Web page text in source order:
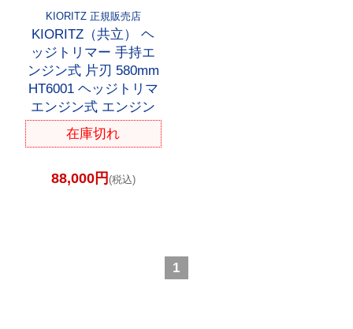
KIORITZ 正規販売店
KIORITZ（共立） ヘ
ッジトリマー 手持エ
ンジン式 片刃 580mm
HT6001 ヘッジトリマ
エンジン式 エンジン
在庫切れ
88,000円 (税込)
1